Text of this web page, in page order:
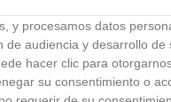
procesamos datos
audiencia y desarrollo de
hacer clic para
su consentimiento o